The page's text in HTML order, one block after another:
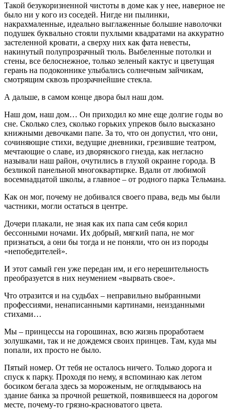
Такой безукоризненной чистоты в доме как у нее, наверное не
было ни у кого из соседей. Нигде ни пылинки,
накрахмаленные, идеально выглаженные большие наволочки
подушек буквально стояли пухлыми квадратами на аккуратно
застеленной кровати, а сверху них как фата невесты,
накинутый полупрозрачный тюль. Выбеленные потолки и
стены, все белоснежное, только зеленый кактус и цветущая
герань на подоконнике улыбались солнечным зайчикам,
смотрящим сквозь прозрачнейшие стекла.
А дальше, в самом конце двора был наш дом.
Наш дом, наш дом… Он приходил ко мне еще долгие годы во
сне. Сколько слез, сколько горьких упреков было высказано
книжными девочками папе. За то, что он допустил, что они,
сочиняющие стихи, ведущие дневники, грезившие театром,
мечтающие о славе, из дворянского гнезда, как негласно
называли наш район, очутились в глухой окраине города. В
безликой панельной многоквартирке. Вдали от любимой
восемнадцатой школы, а главное – от родного парка Тельмана.
Как он мог, почему не добивался своего права, ведь мы были
частники, могли остаться в центре.
Дочери плакали, не зная как их папа сам себя корил
бессонными ночами. Их добрый, мягкий папа, не мог
признаться, а они бы тогда и не поняли, что он из породы
«непобедителей».
И этот самый ген уже передан им, и его нерешительность
преобразуется в них неумением «вырвать свое».
Что отразится и на судьбах – неправильно выбранными
профессиями, ненаписанными картинами, неизданными
стихами…
Мы – принцессы на горошинах, всю жизнь проработаем
золушками, так и не дождемся своих принцев. Там, куда мы
попали, их просто не было.
Пятый номер. От тебя не осталось ничего. Только дорога и
спуск к парку. Проходя по нему, я вспоминаю как летом
босиком бегала здесь за мороженым, не оглядываюсь на
здание банка за прочной решеткой, появившееся на дорогом
месте, почему-то грязно-красноватого цвета.